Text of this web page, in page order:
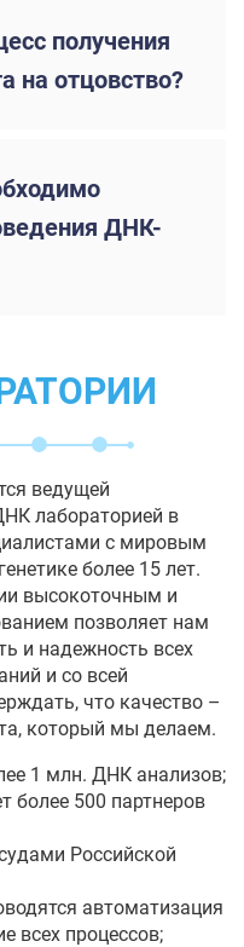
получения
на отцовство?
ДНК-
ведущей
лабораторией в
с мировым
более 15 лет.
высокоточным и
позволяет нам
и надежность всех
и со всей
что качество –
который мы делаем.
1 млн. ДНК анализов;
более 500 партнеров
Российской
автоматизация
всех процессов;